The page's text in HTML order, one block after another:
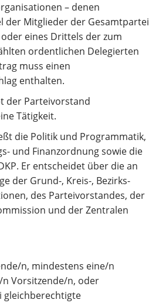
– denen
der Mitglieder der Gesamtpartei
eines Drittels der zum
ordentlichen Delegierten
muss einen
enthalten.
der Parteivorstand
Tätigkeit.
die Politik und Programmatik,
und Finanzordnung sowie die
Er entscheidet über die an
der Grund-, Kreis-, Bezirks-
des Parteivorstandes, der
und der Zentralen
n, mindestens eine/n
Vorsitzende/n, oder
gleichberechtigte